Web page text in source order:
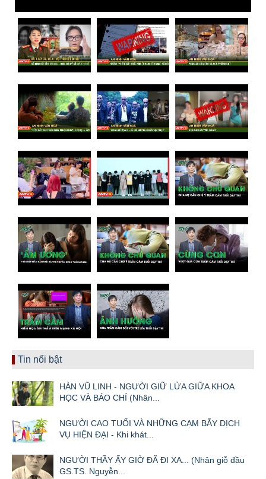
Tin nổi bật
HÀN VŨ LINH - NGƯỜI GIỮ LỬA GIỮA KHOA
HỌC VÀ BÁO CHÍ (Nhân...
NGƯỜI CAO TUỔI VÀ NHỮNG CẠM BẪY DỊCH
VỤ HIỆN ĐẠI - Khi khát...
NGƯỜI THẦY ẤY GIỜ ĐÃ ĐI XA... (Nhân giỗ đầu
GS.TS. Nguyễn...